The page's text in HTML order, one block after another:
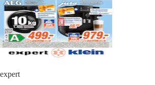
expert